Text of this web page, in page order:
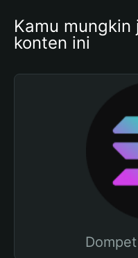
Kamu
konten ini